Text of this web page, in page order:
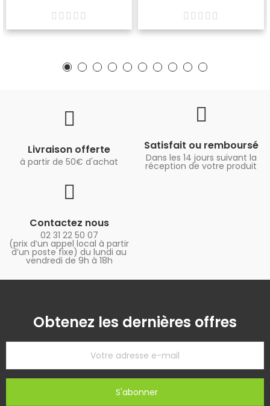
Livraison offerte
à partir de 50€ d'achat
Satisfait ou remboursé
Dans les 14 jours suivant la
réception de votre produit
Contactez nous
02 31 22 50 07
(prix d’un appel local à partir
d’un poste fixe) du lundi au
vendredi de 9h à 18h
Obtenez les dernières offres
S'abonner